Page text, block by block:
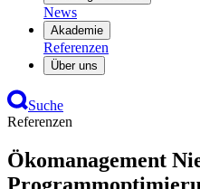
News
Akademie
Referenzen
Über uns
Suche
Referenzen
Ökomanagement